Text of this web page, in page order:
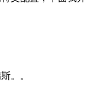
。。